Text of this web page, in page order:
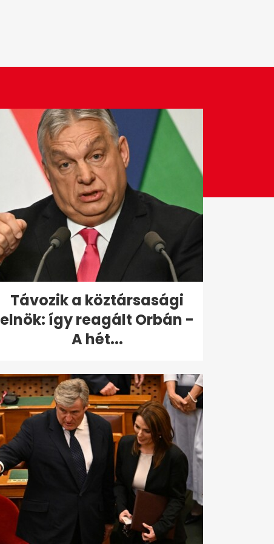
Távozik a köztársasági
elnök: így reagált Orbán -
A hét...